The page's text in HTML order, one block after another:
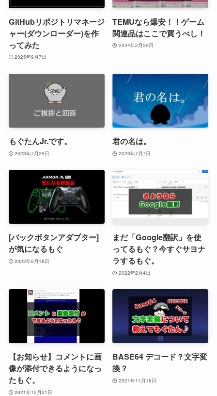
GitHubリポジトリマネージ
ャー(ダウンローダー)を作
ってみた
2025年9月7日
TEMUなら爆安！！ゲーム
関連品はここで買うべし！
2024年2月29日
もぐたんJr.です。
2023年7月29日
君の名は。
2023年7月7日
[バックボタンアダプター]
が気になるもぐ
2022年9月18日
まだ「Google翻訳」を使
ってるもぐ？今すぐサヨナ
ラするもぐ。
2022年2月4日
【お知らせ】コメントに画
像が添付できるようになっ
たもぐ。
2021年12月21日
BASE64 デコード？文字変
換？
2021年11月16日